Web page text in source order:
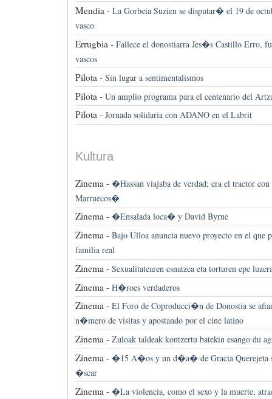
Mendia - La Gorbeia Suzien se disputar� el 19 de
vasco
Errugbia - Fallece el donostiarra Jes�s Castillo Erro,
vascos
Pilota - Sin lugar a sentimentalismos
Pilota - Un amplio programa para el centenario del
Pilota - Jornada solidaria con ADANO en el Labrit
Kultura
Zinema - �Hassan viajaba de verdad; era el tractor
Marruecos�
Zinema - �Ensalada loca� y David Byrne
Zinema - Bajo Ulloa anuncia nuevo proyecto en el que
familia real
Zinema - Sexualitatearen esnatzea eta torturen epe
Zinema - H�roes verdaderos
Zinema - El Foro de Coproducci�n de Donostia se
n�mero de visitas y apostando por el cine latino
Zinema - Zuloak taldeak kontzertu batekin esango du
Zinema - �15 A�os y un d�a� de Gracia Querejeta
�scar
Zinema - �La violencia, como el sexo y la muerte,